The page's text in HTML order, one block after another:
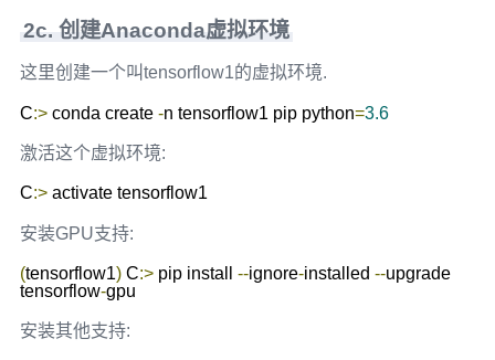
2c. 创建Anaconda虚拟环境
这里创建一个叫tensorflow1的虚拟环境.
C:> conda create -n tensorflow1 pip python=3.6
激活这个虚拟环境:
C:> activate tensorflow1
安装GPU支持:
(tensorflow1) C:> pip install --ignore-installed --upgrade
tensorflow-gpu
安装其他支持: